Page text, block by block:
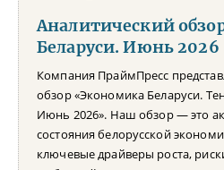
Аналитический
Беларуси. Июнь 2026
Компания ПраймПресс
обзор «Экономика Беларуси.
Июнь 2026». Наш обзор — это
состояния белорусской
ключевые драйверы роста,